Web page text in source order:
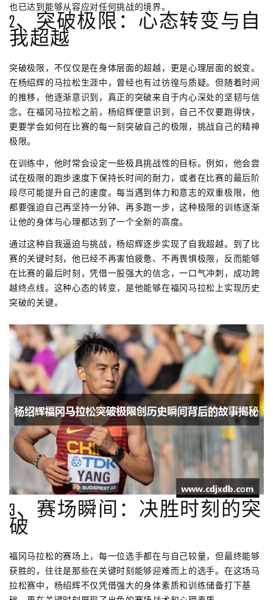
也已达到能够从容应对任何挑战的境界。
2、突破极限：心态转变与自
我超越
突破极限，不仅仅是在身体层面的超越，更是心理层面的蜕变。
在杨绍辉的马拉松生涯中，曾经也有过彷徨与质疑。但随着时间
的推移，他逐渐意识到，真正的突破来自于内心深处的坚韧与信
念。在福冈马拉松之前，杨绍辉便意识到，自己不仅要跑得快，
更要学会如何在比赛的每一刻突破自己的极限，挑战自己的精神
极限。
在训练中，他时常会设定一些极具挑战性的目标。例如，他会尝
试在极限的跑步速度下保持长时间的耐力，或者在比赛的最后阶
段尽可能提升自己的速度。每当遇到体力和意志的双重极限，他
都要强迫自己再坚持一分钟、再多跑一步，这种极限的训练逐渐
让他的身体与心理都达到了一个全新的高度。
通过这种自我逼迫与挑战，杨绍辉逐步实现了自我超越。到了比
赛的关键时刻，他已经不再害怕疲惫、不再畏惧极限，反而能够
在比赛的最后时刻，凭借一股强大的信念，一口气冲刺，成功跨
越终点线。这种心态的转变，是他能够在福冈马拉松上实现历史
突破的关键。
3、赛场瞬间：决胜时刻的突
破
福冈马拉松的赛场上，每一位选手都在与自己较量，但最终能够
获胜的，往往是那些在关键时刻能够迎难而上的选手。在这场马
拉松赛中，杨绍辉不仅凭借强大的身体素质和训练储备打下基